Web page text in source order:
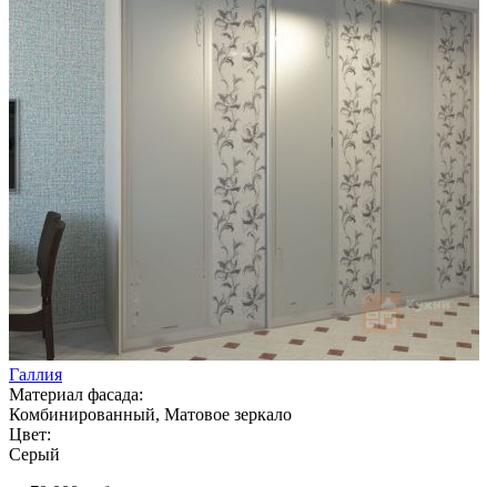
Галлия
Материал фасада:
Комбинированный, Матовое зеркало
Цвет:
Серый